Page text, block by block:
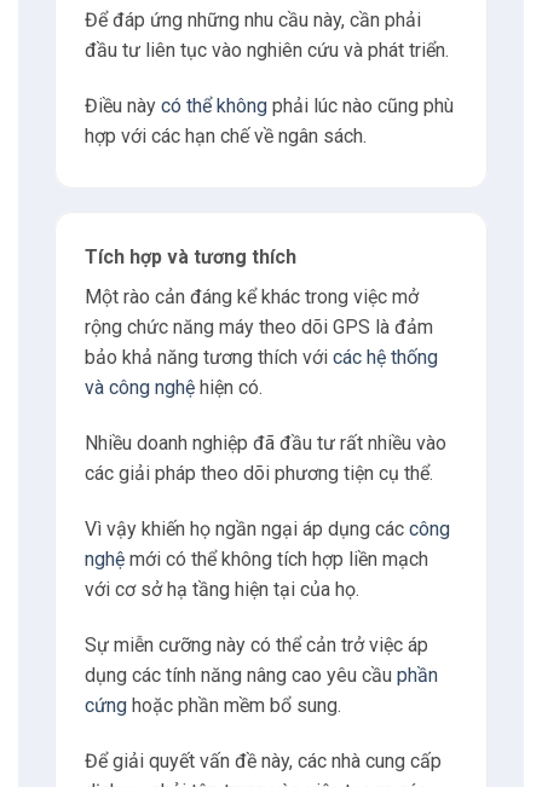
Để đáp ứng những nhu cầu này, cần phải
đầu tư liên tục vào nghiên cứu và phát triển.
Điều này có thể khôngphải lúc nào cũng phù
hợp với các hạn chế về ngân sách.
Tích hợp và tương thích
Một rào cản đáng kể khác trong việc mở
rộng chức năng máy theo dõi GPS là đảm
bảo khả năng tương thích với các hệ thống
và công nghệhiện có.
Nhiều doanh nghiệp đã đầu tư rất nhiều vào
các giải pháp theo dõi phương tiện cụ thể.
Vì vậy khiến họ ngần ngại áp dụng các công
nghệmới có thể không tích hợp liền mạch
với cơ sở hạ tầng hiện tại của họ.
Sự miễn cưỡng này có thể cản trở việc áp
dụng các tính năng nâng cao yêu cầu phần
cứnghoặc phần mềm bổ sung.
Để giải quyết vấn đề này, các nhà cung cấp